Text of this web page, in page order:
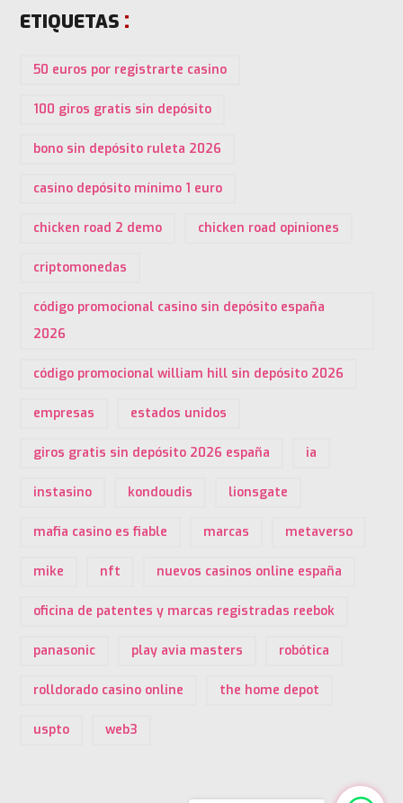
ETIQUETAS
50 euros por registrarte casino
100 giros gratis sin depósito
bono sin depósito ruleta 2026
casino depósito mínimo 1 euro
chicken road 2 demo chicken road opiniones
criptomonedas
código promocional casino sin depósito españa
2026
código promocional william hill sin depósito 2026
empresas estados unidos
giros gratis sin depósito 2026 españa ia
instasino kondoudis lionsgate
mafia casino es fiable marcas metaverso
mike nft nuevos casinos online españa
oficina de patentes y marcas registradas reebok
panasonic play avia masters robótica
rolldorado casino online the home depot
uspto web3